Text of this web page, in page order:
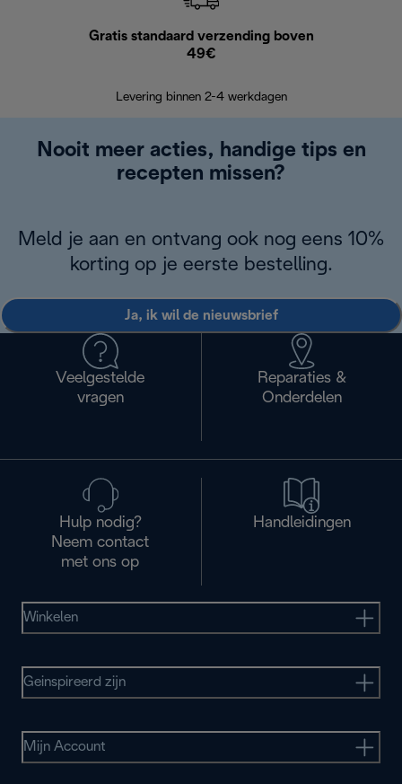
Gratis standaard verzending boven
49€
Levering binnen 2-4 werkdagen
Nooit meer acties, handige tips en
recepten missen?
Meld je aan en ontvang ook nog eens 10%
korting op je eerste bestelling.
Ja, ik wil de nieuwsbrief
Veelgestelde
vragen
Reparaties &
Onderdelen
Hulp nodig?
Neem contact
met ons op
Handleidingen
Winkelen
Geinspireerd zijn
Mijn Account